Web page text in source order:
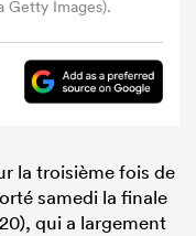
Getty Images).
la troisième fois de
samedi la finale
qui a largement